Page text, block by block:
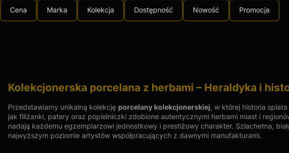
Cena Marka Kolekcja Dostępność Nowość Promocja
Kolekcjonerska porcelana z herbami – Heraldyka i
Przedstawiamy unikalną kolekcję porcelany kolekcjonerskiej, w której historia
jak filiżanki, patery oraz popielniczki zdobione autentycznymi herbami miast i
nadają każdemu egzemplarzowi jednostkowy i prestiżowy charakter. Szlachetna,
najwyższym poziomie artystów współpracujących z dawnymi manufakturami.